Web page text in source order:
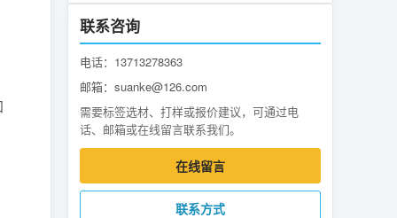
联系咨询
电话：13713278363
邮箱：suanke@126.com
需要标签选材、打样或报价建议，可通过电
话、邮箱或在线留言联系我们。
在线留言
联系方式